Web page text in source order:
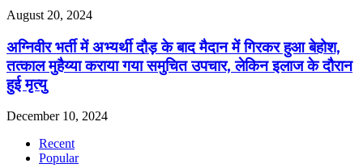
August 20, 2024
अग्निवीर भर्ती में अभ्यर्थी दौड़ के बाद मैदान में गिरकर हुआ बेहोश,
तत्काल मुहैय्या कराया गया समुचित उपचार, लेकिन इलाज के दौरान
हुई मृत्यु
December 10, 2024
Recent
Popular